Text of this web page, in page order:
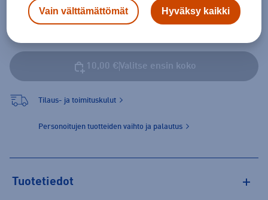
10,00 € Valitse ensin koko
Tilaus- ja toimituskulut
Personoitujen tuotteiden vaihto ja palautus
Tuotetiedot
Vain välttämättömät Hyväksy kaikki